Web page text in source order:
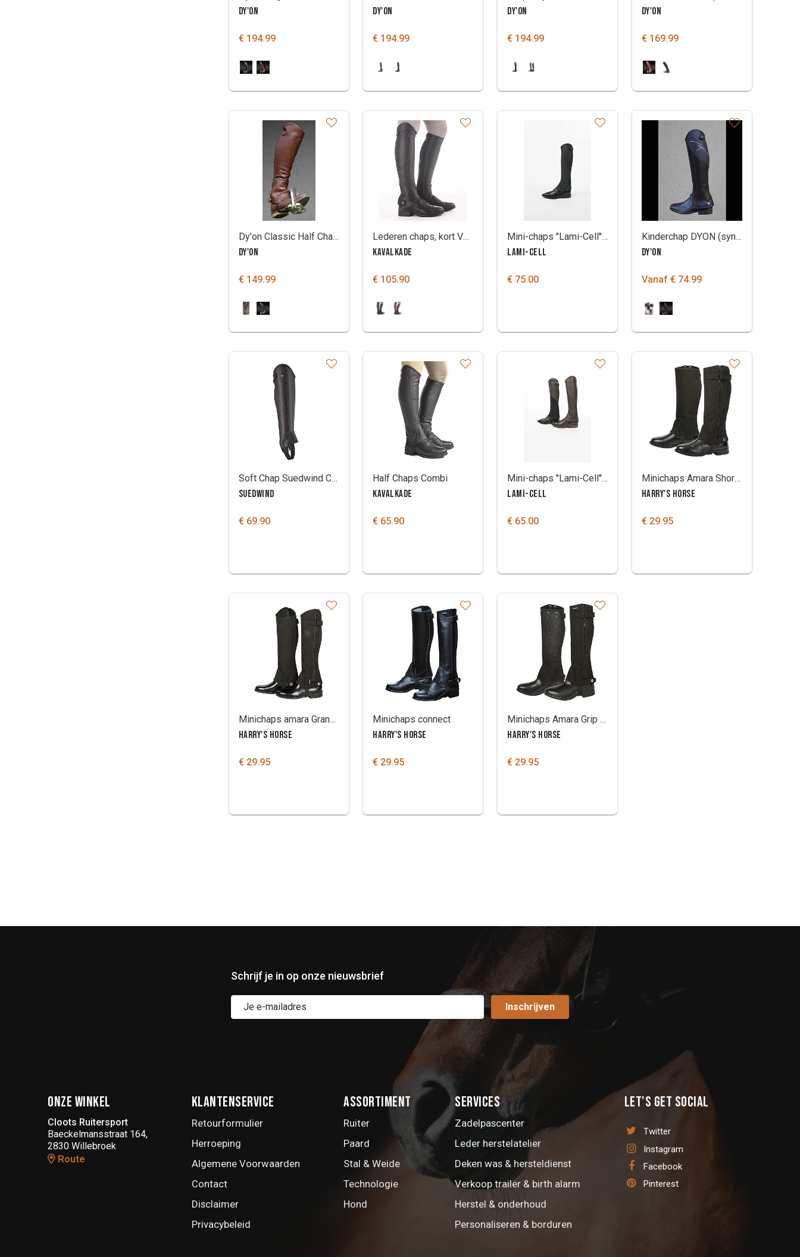
DY'ON
€ 194.99
DY'ON
€ 194.99
DY'ON
€ 194.99
DY'ON
€ 169.99
Dy'on Classic Half Chaps
DY'ON
€ 149.99
Lederen chaps, kort Valerius
KAVALKADE
€ 105.90
Mini-chaps ''Lami-Cell'' leder
LAMI-CELL
€ 75.00
Kinderchap DYON (synthetisch)
DY'ON
Vanaf € 74.99
Soft Chap Suedwind Comfort
SUEDWIND
€ 69.90
Half Chaps Combi
KAVALKADE
€ 65.90
Mini-chaps ''Lami-Cell'' leder
LAMI-CELL
€ 65.00
Minichaps Amara Short & Wide
HARRY'S HORSE
€ 29.95
Minichaps amara Grand Prix
HARRY'S HORSE
€ 29.95
Minichaps connect
HARRY'S HORSE
€ 29.95
Minichaps Amara Grip synthetisch
HARRY'S HORSE
€ 29.95
Schrijf je in op onze nieuwsbrief
Inschrijven
Onze winkel
Cloots Ruitersport
Baeckelmansstraat 164,
2830 Willebroek
Route
Klantenservice
Retourformulier
Herroeping
Algemene Voorwaarden
Contact
Disclaimer
Privacybeleid
Assortiment
Ruiter
Paard
Stal & Weide
Technologie
Hond
Services
Zadelpascenter
Leder herstelatelier
Deken was & hersteldienst
Verkoop trailer & birth alarm
Herstel & onderhoud
Personaliseren & borduren
Let's get social
Twitter
Instagram
Facebook
Pinterest